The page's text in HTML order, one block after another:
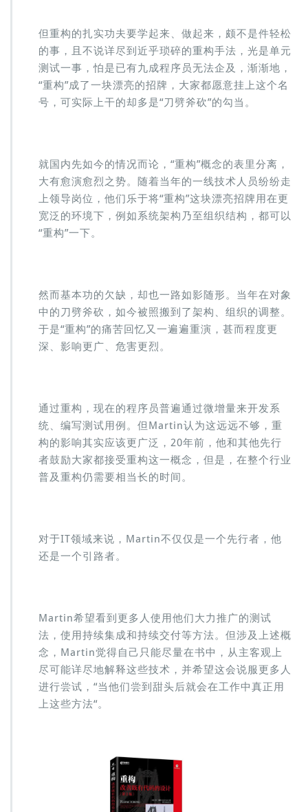
但重构的扎实功夫要学起来、做起来，颇不是件轻松
的事，且不说详尽到近乎琐碎的重构手法，光是单元
测试一事，怕是已有九成程序员无法企及，渐渐地，
“重构”成了一块漂亮的招牌，大家都愿意挂上这个名
号，可实际上干的却多是“刀劈斧砍”的勾当。
就国内先如今的情况而论，“重构”概念的表里分离，
大有愈演愈烈之势。随着当年的一线技术人员纷纷走
上领导岗位，他们乐于将“重构”这块漂亮招牌用在更
宽泛的环境下，例如系统架构乃至组织结构，都可以
“重构”一下。
然而基本功的欠缺，却也一路如影随形。当年在对象
中的刀劈斧砍，如今被照搬到了架构、组织的调整。
于是“重构”的痛苦回忆又一遍遍重演，甚而程度更
深、影响更广、危害更烈。
通过重构，现在的程序员普遍通过微增量来开发系
统、编写测试用例。但Martin认为这远远不够，重
构的影响其实应该更广泛，20年前，他和其他先行
者鼓励大家都接受重构这一概念，但是，在整个行业
普及重构仍需要相当长的时间。
对于IT领域来说，Martin不仅仅是一个先行者，他
还是一个引路者。
Martin希望看到更多人使用他们大力推广的测试
法，使用持续集成和持续交付等方法。但涉及上述概
念，Martin觉得自己只能尽量在书中，从主客观上
尽可能详尽地解释这些技术，并希望这会说服更多人
进行尝试，“当他们尝到甜头后就会在工作中真正用
上这些方法“。